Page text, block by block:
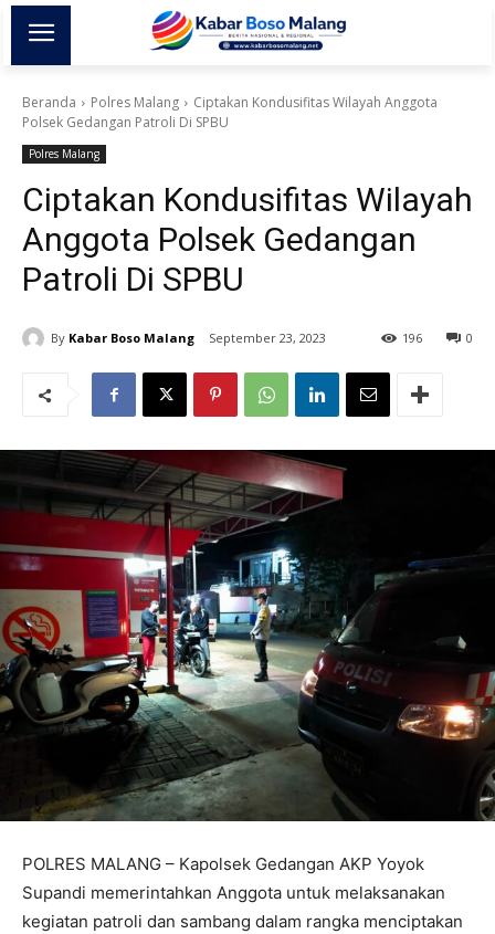
Beranda Polres Malang
Ciptakan Kondusifitas Wilayah Anggota
Polsek Gedangan Patroli Di SPBU
Polres Malang
Ciptakan Kondusifitas Wilayah
Anggota Polsek Gedangan
Patroli Di SPBU
By Kabar Boso Malang September 23, 2023 0
196
POLRES MALANG – Kapolsek Gedangan AKP Yoyok
Supandi memerintahkan Anggota untuk melaksanakan
kegiatan patroli dan sambang dalam rangka menciptakan